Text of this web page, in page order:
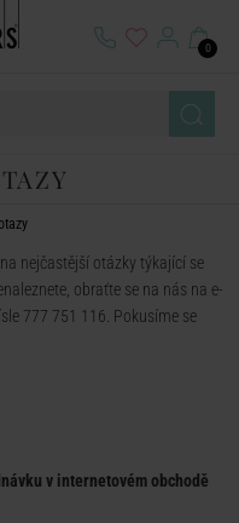
0
nejčastější otázky týkající se
obraťte se na nás na e-
777 751 116. Pokusíme se
v internetovém obchodě